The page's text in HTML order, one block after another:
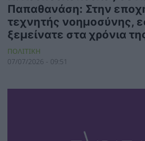
Παπαθανάση: Στην
τεχνητής νοημοσύνης,
ξεμείνατε στα χρόνια
ΠΟΛΙΤΙΚΗ
07/07/2026 - 09:51